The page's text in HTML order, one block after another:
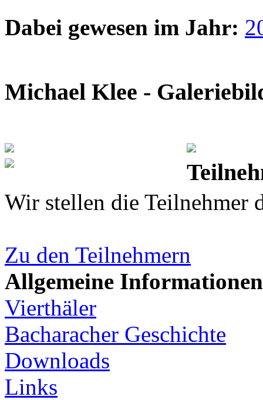
Dabei gewesen im Jahr:
Michael Klee -
Wir stellen die Teilnehmer
Zu den Teilnehmern
Allgemeine Informationen
Vierthäler
Bacharacher Geschichte
Downloads
Links